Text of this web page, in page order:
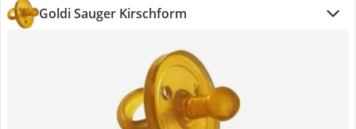
Goldi Sauger Kirschform